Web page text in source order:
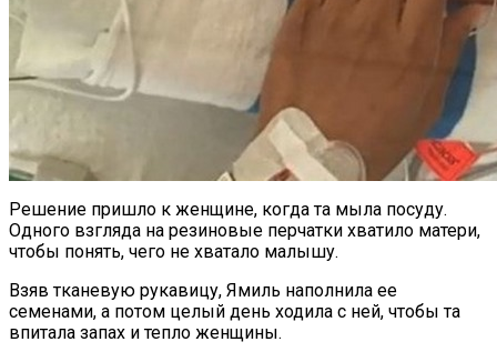
Решение пришло к женщине, когда та мыла посуду.
Одного взгляда на резиновые перчатки хватило матери,
чтобы понять, чего не хватало малышу.
Взяв тканевую рукавицу, Ямиль наполнила ее
семенами, а потом целый день ходила с ней, чтобы та
впитала запах и тепло женщины.